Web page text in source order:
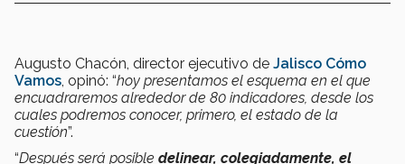
Augusto Chacón, director ejecutivo de Jalisco Cómo
Vamos, opinó: “hoy presentamos el esquema en el que
encuadraremos alrededor de 80 indicadores, desde los
cuales podremos conocer, primero, el estado de la
cuestión”.
“Después será posible delinear, colegiadamente, el